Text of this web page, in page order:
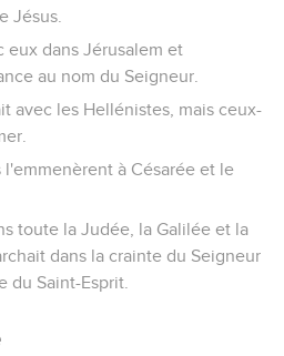
Jésus.
eux dans Jérusalem et
au nom du Seigneur.
avec les Hellénistes, mais ceux-
l'emmenèrent à Césarée et le
toute la Judée, la Galilée et la
dans la crainte du Seigneur
du Saint-Esprit.